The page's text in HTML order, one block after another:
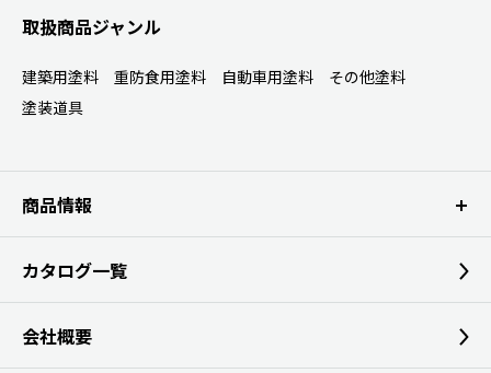
取扱商品ジャンル
建築用塗料 重防食用塗料 自動車用塗料
その他塗料
塗装道具
商品情報
カタログ一覧
会社概要